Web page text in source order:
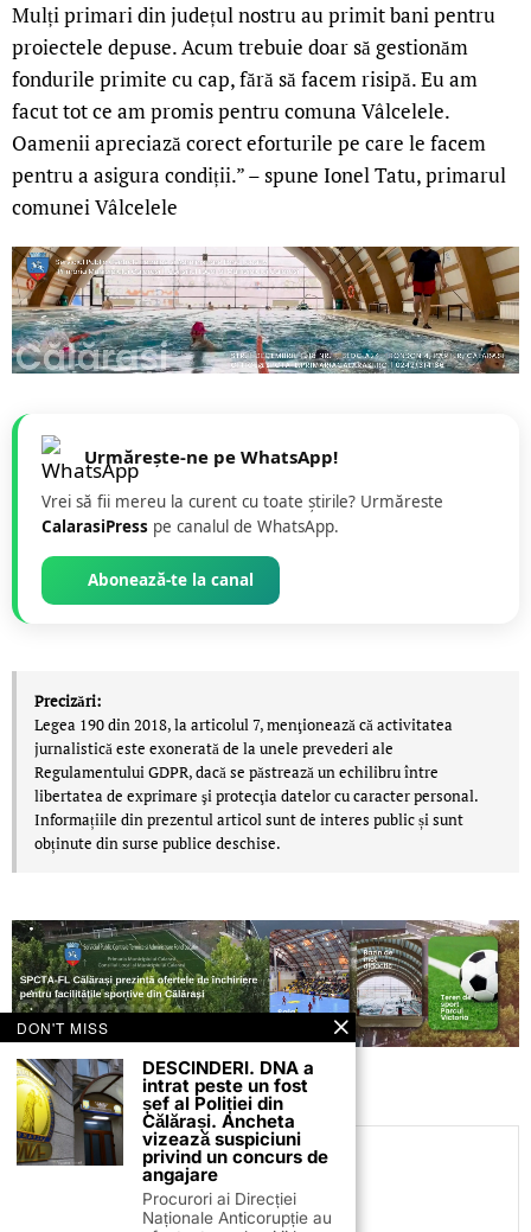
Mulți primari din județul nostru au primit bani pentru
proiectele depuse. Acum trebuie doar să gestionăm
fondurile primite cu cap, fără să facem risipă. Eu am
facut tot ce am promis pentru comuna Vâlcelele.
Oamenii apreciază corect eforturile pe care le facem
pentru a asigura condiții.” – spune Ionel Tatu, primarul
comunei Vâlcelele
Urmărește-ne pe WhatsApp!
Vrei să fii mereu la curent cu toate știrile? Urmăreste
CalarasiPress pe canalul de WhatsApp.
Abonează-te la canal
Precizări:
Legea 190 din 2018, la articolul 7, menţionează că activitatea
jurnalistică este exonerată de la unele prevederi ale
Regulamentului GDPR, dacă se păstrează un echilibru între
libertatea de exprimare şi protecţia datelor cu caracter personal.
Informațiile din prezentul articol sunt de interes public și sunt
obținute din surse publice deschise.
C.C
DON'T MISS
DESCINDERI. DNA a
intrat peste un fost
șef al Poliției din
Călărași. Ancheta
vizează suspiciuni
privind un concurs de
angajare
Procurori ai Direcției
Naționale Anticorupție au